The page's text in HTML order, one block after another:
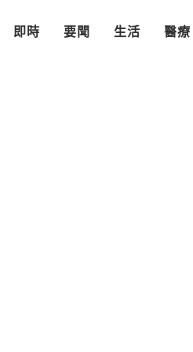
即時 要聞 生活 醫療